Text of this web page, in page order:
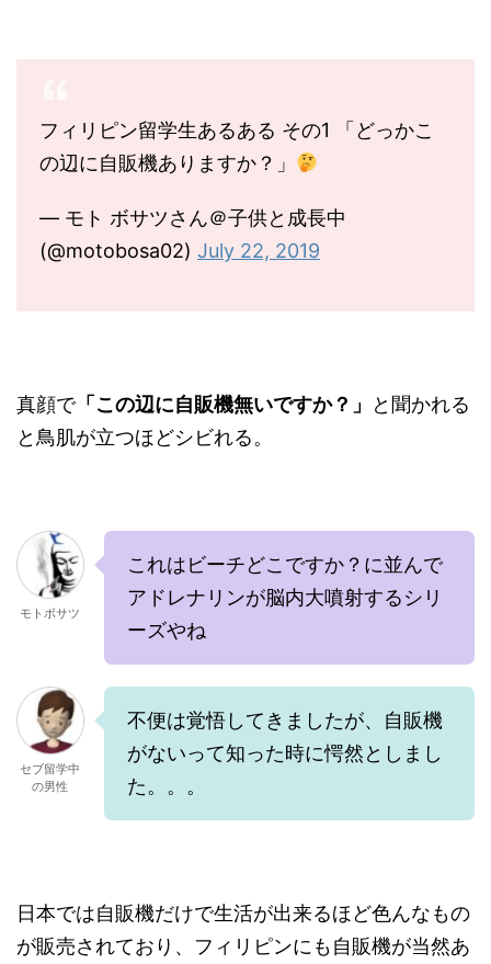
フィリピン留学生あるある その1 「どっかこ
の辺に自販機ありますか？」
— モト ボサツさん＠子供と成長中
(@motobosa02) July 22, 2019
真顔で「この辺に自販機無いですか？」
と聞かれる
と鳥肌が立つほどシビれる。
モトボサツ
これはビーチどこですか？に並んで
アドレナリンが脳内大噴射するシリ
ーズやね
セブ留学中
の男性
不便は覚悟してきましたが、自販機
がないって知った時に愕然としまし
た。。。
日本では自販機だけで生活が出来るほど色んなもの
が販売されており、フィリピンにも自販機が当然あ